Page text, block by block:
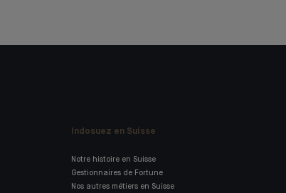
Indosuez en Suisse
Notre histoire en Suisse
Gestionnaires de Fortune
Nos autres métiers en Suisse